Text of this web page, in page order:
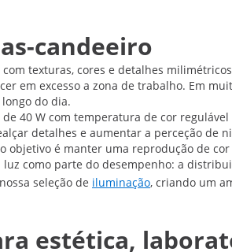
candeeiro
texturas, cores e detalhes
em excesso a zona de trabalho. Em
do dia.
40 W com temperatura de cor
detalhes e aumentar a perceção de
é manter uma reprodução de
como parte do desempenho: a
seleção de iluminação, criando um
estética,